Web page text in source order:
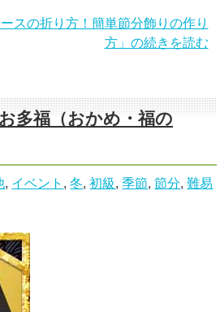
スの折り方！簡単節分飾りの作り
方」の続きを読む
多福（おかめ・福の
, イベント ,冬,初級,季節,節分,難易